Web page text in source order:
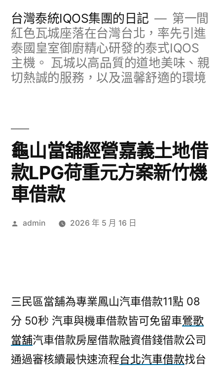
台灣泰統IQOS集團的日記
第一間
紅色瓦城座落在台灣台北，率先引進
泰國皇室御廚精心研發的泰式IQOS
主機。 瓦城以高品質的道地美味、親
切熱誠的服務，以及溫馨舒適的環境
龜山當舖經營嘉義土地借
款LPG荷重元方案新竹機
車借款
作
admin 2026 年 5 月 16 日
三民區當舖為專業鳳山汽車借款11點 08
分 50秒 汽車與機車借款皆可免留車鶯歌
當舖汽車借款房屋借款融資借錢借款公司
通過審核續最快速流程台北汽車借款找台